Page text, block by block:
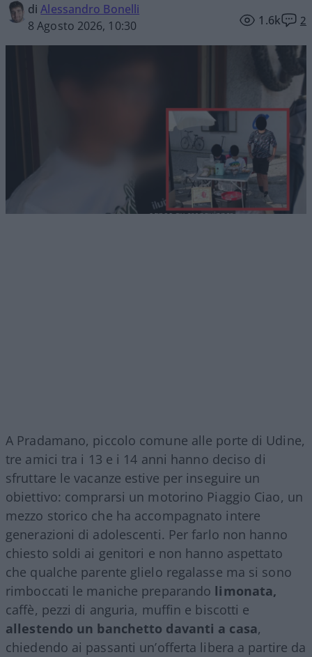
diAlessandro Bonelli
8 Agosto 2026, 10:30
1.6k 2
A Pradamano, piccolo comune alle porte di Udine,
tre amici tra i 13 e i 14 anni hanno deciso di
sfruttare le vacanze estive per inseguire un
obiettivo: comprarsi un motorino Piaggio Ciao, un
mezzo storico che ha accompagnato intere
generazioni di adolescenti. Per farlo non hanno
chiesto soldi ai genitori e non hanno aspettato
che qualche parente glielo regalasse ma si sono
rimboccati le maniche preparando limonata,
caffè, pezzi di anguria, muffin e biscotti e
allestendo un banchetto davanti a casa,
chiedendo ai passanti un’offerta libera a partire da